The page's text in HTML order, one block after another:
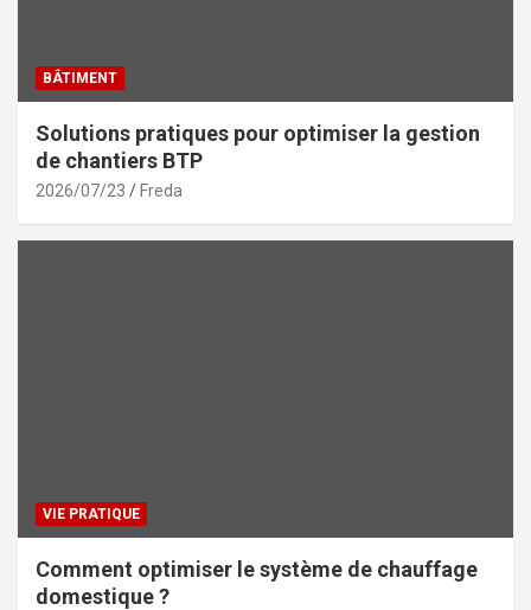
BÂTIMENT
Solutions pratiques pour optimiser la gestion
de chantiers BTP
2026/07/23 Freda
VIE PRATIQUE
Comment optimiser le système de chauffage
domestique ?